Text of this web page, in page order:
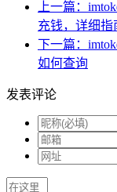
上一篇：
充钱，详细指
下一篇：
如何查询
发表评论